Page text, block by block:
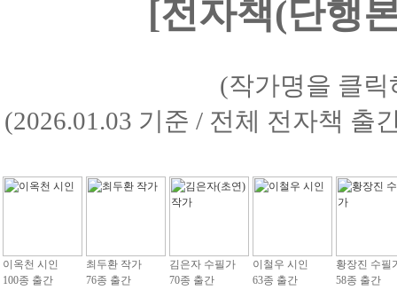
[전자책(단행
(작가명을 클
(2026.01.03 기준 / 전체 전자책 출
이옥천 시인
100종 출간
최두환 작가
76종 출간
김은자 수필가
70종 출간
이철우 시인
63종 출간
황장진 수필
58종 출간